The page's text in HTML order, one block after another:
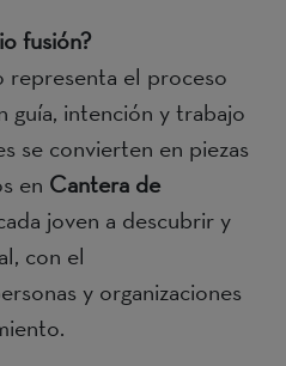
fusión?
el proceso
guía, intención y trabajo
se convierten en piezas
en Cantera de
joven a descubrir y
con el
y organizaciones